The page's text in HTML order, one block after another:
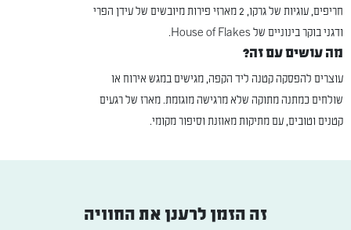
חריפים, עוגיות של גרקו, 2 מארזי פירות מיובשים של עידן הפרי
ודגני בוקר בינוניים של House of Flakes.
מה עושים עם זה?
עוצרים להפסקה קטנה ליד הקפה, מגישים במגש אירוח או
שולחים כמתנה מתוקה שלא מרגישה מוגזמת. מארז של רגעים
קטנים וטובים, עם מתיקות מאוזנת וסיפור מקומי.
זה הזמן לרענן את החוויה